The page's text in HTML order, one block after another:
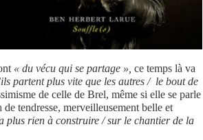
« du vécu qui se partage », ce temps là va
partent plus vite que les autres / le bout de
de celle de Brel, même si elle se parle
tendresse, merveilleusement belle et
plus rien à construire / sur le chantier de la